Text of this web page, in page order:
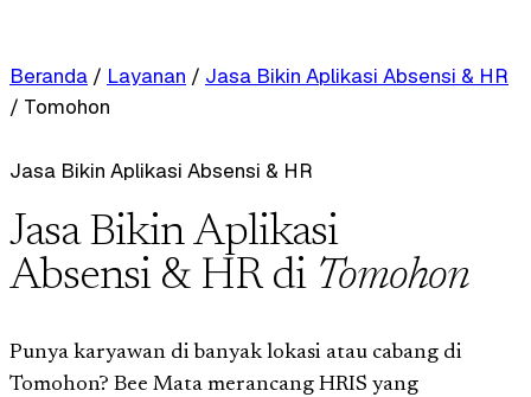
Beranda / Layanan / Jasa Bikin Aplikasi Absensi & HR
/ Tomohon
Jasa Bikin Aplikasi Absensi & HR
Jasa Bikin Aplikasi
Absensi & HR di Tomohon
Punya karyawan di banyak lokasi atau cabang di
Tomohon? Bee Mata merancang HRIS yang